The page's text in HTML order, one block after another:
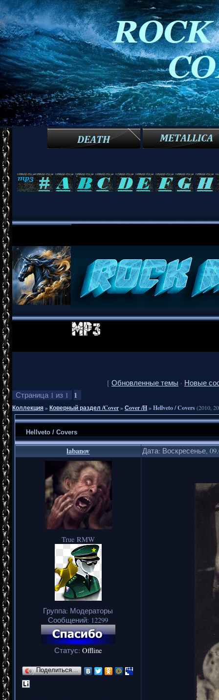
[ Обновленные темы · Новые
Страница 1 из 1 1
Коллекция»Коверный раздел /Cover»Сover /H»Hellveto / Covers(2010,
Hellveto / Covers
labanov Дата: Воскресенье,
True RMW
Группа: Модераторы
Сообщений: 12299
Статус: Offline
Поделиться…